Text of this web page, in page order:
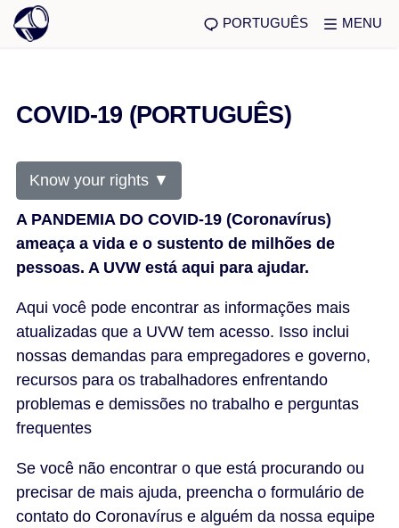
PORTUGUÊS MENU
COVID-19 (PORTUGUÊS)
Know your rights ▼
A PANDEMIA DO COVID-19 (Coronavírus)
ameaça a vida e o sustento de milhões de
pessoas. A UVW está aqui para ajudar.
Aqui você pode encontrar as informações mais
atualizadas que a UVW tem acesso. Isso inclui
nossas demandas para empregadores e governo,
recursos para os trabalhadores enfrentando
problemas e demissões no trabalho e perguntas
frequentes
Se você não encontrar o que está procurando ou
precisar de mais ajuda, preencha o formulário de
contato do Coronavírus e alguém da nossa equipe